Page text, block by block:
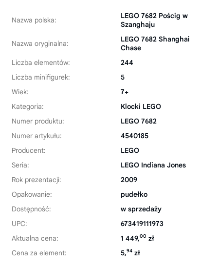
Nazwa polska:
LEGO 7682 Pościg w
Szanghaju
Nazwa oryginalna:
LEGO 7682 Shanghai
Chase
Liczba elementów:
244
Liczba minifigurek:
5
Wiek:
7+
Kategoria:
Klocki LEGO
Numer produktu:
LEGO 7682
Numer artykułu:
4540185
Producent:
LEGO
Seria:
LEGO Indiana Jones
Rok prezentacji:
2009
Opakowanie:
pudełko
Dostępność:
w sprzedaży
UPC:
673419111973
Aktualna cena:
1 449,00 zł
Cena za element:
5,94 zł